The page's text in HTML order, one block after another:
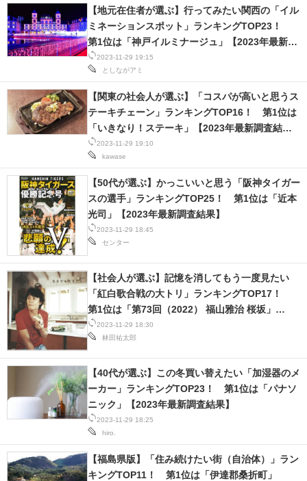
2023-11-29 19:15
としながアミ
【地元在住者が選ぶ】行ってみたい関西の「イル
ミネーションスポット」ランキングTOP23！
第1位は「神戸イルミナージュ」【2023年最新調
査結果】
2023-11-29 19:10
kawase
【関東の社会人が選ぶ】「コスパが高いと思うス
テーキチェーン」ランキングTOP16！ 第1位は
「いきなり！ステーキ」【2023年最新調査結
果】
2023-11-29 18:45
センター
【50代が選ぶ】かっこいいと思う「阪神タイガー
スの選手」ランキングTOP25！ 第1位は「近本
光司」【2023年最新調査結果】
2023-11-29 18:30
林田祐太郎
【社会人が選ぶ】記憶を消してもう一度見たい
「紅白歌合戦の大トリ」ランキングTOP17！
第1位は「第73回（2022） 福山雅治 桜坂」
【2023年最新調査結果】
2023-11-29 18:25
hiro.
【40代が選ぶ】この冬買い替えたい「加湿器のメ
ーカー」ランキングTOP23！ 第1位は「パナソ
ニック」【2023年最新調査結果】
【福島県版】「住み続けたい街（自治体）」ラン
キングTOP11！ 第1位は「伊達郡桑折町」